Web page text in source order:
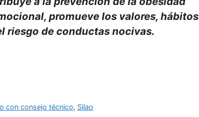
promueve los valores, hábitos
riesgo de conductas nocivas.
con consejo técnico, Silao